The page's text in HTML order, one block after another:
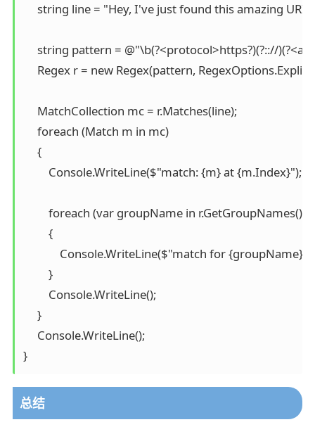
string line = "Hey, I've just found this amazing
string pattern = @"\b(?<protocol>https?)(?:://
Regex r = new Regex(pattern,
     MatchCollection mc = r.Matches(line);
     foreach (Match m in mc)
     {
         Console.WriteLine($"match: {m} at {m.Index}");
         foreach (var groupName in r.GetGroupNames())
         {
Console.WriteLine($"match for
         }
         Console.WriteLine();
     }
     Console.WriteLine();
}
总结